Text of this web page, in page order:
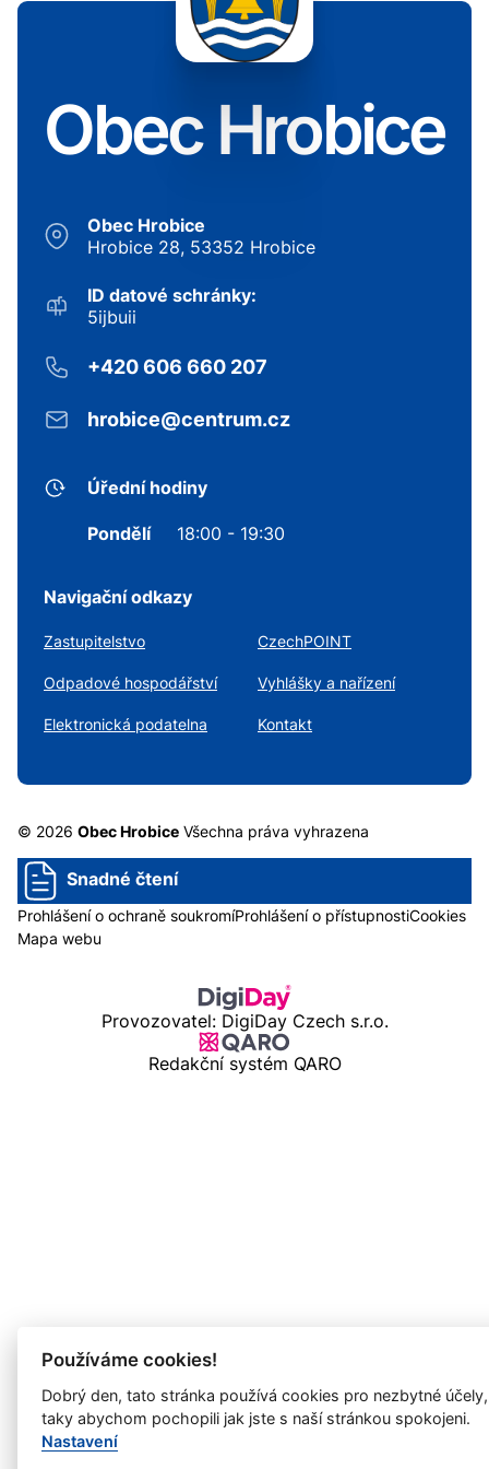
Obec Hrobice
Obec Hrobice
Hrobice 28, 53352 Hrobice
ID datové schránky:
5ijbuii
+420 606 660 207
hrobice@centrum.cz
Úřední hodiny
Pondělí 18:00 - 19:30
Navigační odkazy
Zastupitelstvo CzechPOINT
Odpadové hospodářství Vyhlášky a nařízení
Elektronická podatelna Kontakt
© 2026 Obec Hrobice Všechna práva vyhrazena
Snadné čtení
Prohlášení o ochraně soukromíProhlášení o přístupnostiCookies
Mapa webu
Provozovatel: DigiDay Czech s.r.o.
Redakční systém QARO
Používáme cookies!
Dobrý den, tato stránka používá cookies pro nezbytné
taky abychom pochopili jak jste s naší stránkou spokojeni.
Nastavení